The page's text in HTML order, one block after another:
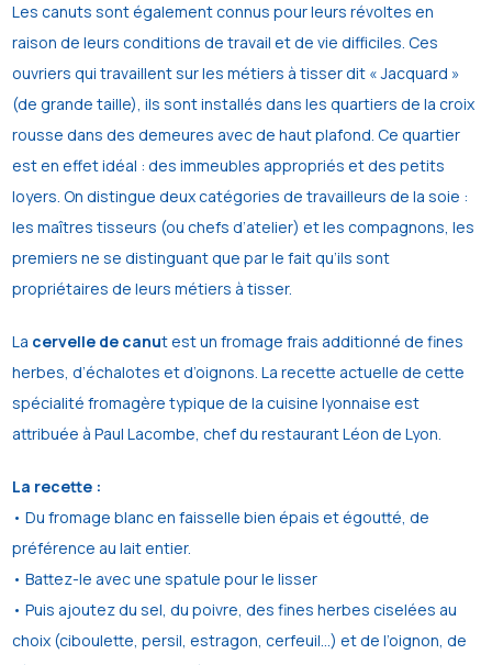
Les canuts sont également connus pour leurs révoltes en
raison de leurs conditions de travail et de vie difficiles. Ces
ouvriers qui travaillent sur les métiers à tisser dit « Jacquard »
(de grande taille), ils sont installés dans les quartiers de la croix
rousse dans des demeures avec de haut plafond. Ce quartier
est en effet idéal : des immeubles appropriés et des petits
loyers. On distingue deux catégories de travailleurs de la soie :
les maîtres tisseurs (ou chefs d’atelier) et les compagnons, les
premiers ne se distinguant que par le fait qu’ils sont
propriétaires de leurs métiers à tisser.
La cervelle de canut est un fromage frais additionné de fines
herbes, d’échalotes et d’oignons. La recette actuelle de cette
spécialité fromagère typique de la cuisine lyonnaise est
attribuée à Paul Lacombe, chef du restaurant Léon de Lyon.
La recette :
• Du fromage blanc en faisselle bien épais et égoutté, de
préférence au lait entier.
• Battez-le avec une spatule pour le lisser
• Puis ajoutez du sel, du poivre, des fines herbes ciselées au
choix (ciboulette, persil, estragon, cerfeuil…) et de l’oignon, de